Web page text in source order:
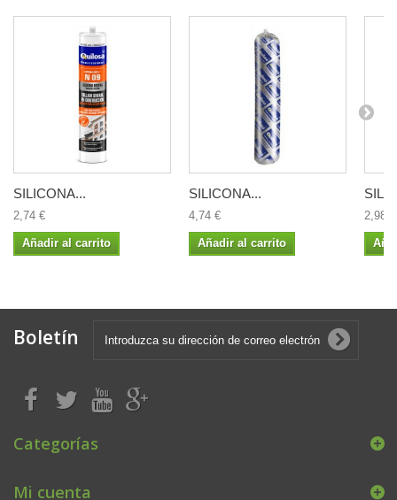
SILICONA...
2,74 €
Añadir al carrito
SILICONA...
4,74 €
Añadir al carrito
2,98 €
Boletín
Categorías
Mi cuenta